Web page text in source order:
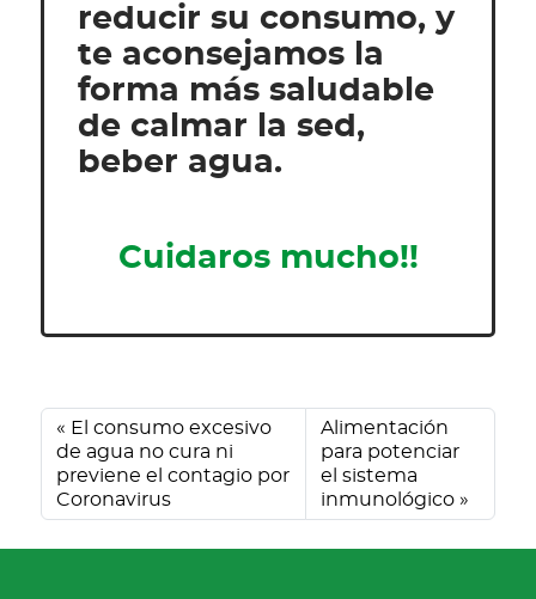
reducir su consumo, y
te aconsejamos la
forma más saludable
de calmar la sed,
beber agua.
Cuidaros mucho!!
El consumo excesivo
de agua no cura ni
previene el contagio por
Coronavirus
Alimentación
para potenciar
el sistema
inmunológico